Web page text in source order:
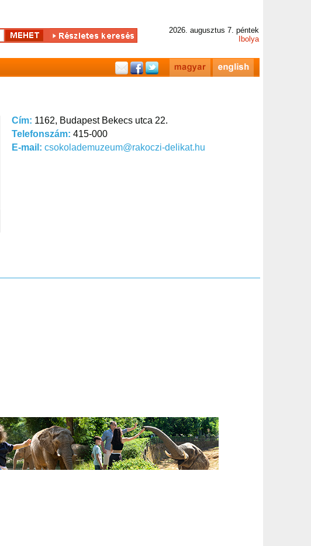
2026. augusztus 7. péntek
Ibolya
Cím: 1162, Budapest Bekecs utca 22.
Telefonszám: 415-000
E-mail: csokolademuzeum@rakoczi-delikat.hu